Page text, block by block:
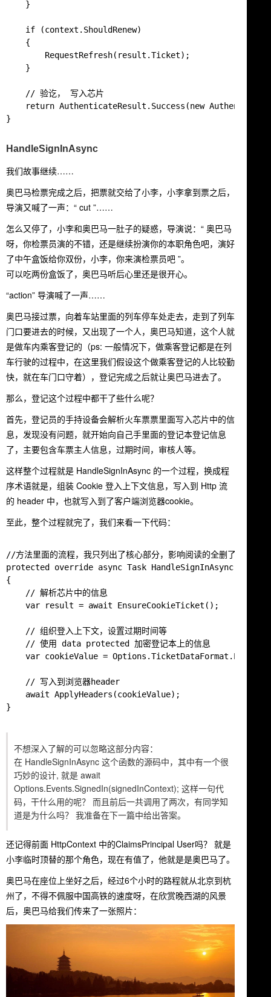
    }
    if (context.ShouldRenew)
    {
        RequestRefresh(result.Ticket);
    }
    // 验讫， 写入芯片
return AuthenticateResult.Success(new
HandleSignInAsync
我们故事继续……
奥巴马检票完成之后，把票就交给了小李，小李拿到票之后，
导演又喊了一声：“ cut ”……
怎么又停了，小李和奥巴马一肚子的疑惑，导演说：“ 奥巴马
呀，你检票员演的不错，还是继续扮演你的本职角色吧，演好
了中午盒饭给你双份，小李，你来演检票员吧 ”。
可以吃两份盒饭了，奥巴马听后心里还是很开心。
“action” 导演喊了一声……
奥巴马接过票，向着车站里面的列车停车处走去，走到了列车
门口要进去的时候，又出现了一个人，奥巴马知道，这个人就
是做车内乘客登记的（ps: 一般情况下，做乘客登记都是在列
车行驶的过程中，在这里我们假设这个做乘客登记的人比较勤
快，就在车门口守着），登记完成之后就让奥巴马进去了。
那么，登记这个过程中都干了些什么呢？
首先，登记员的手持设备会解析火车票票里面写入芯片中的信
息，发现没有问题，就开始向自己手里面的登记本登记信息
了，主要包含车票主人信息，过期时间，审核人等。
这样整个过程就是 HandleSignInAsync 的一个过程，换成程
序术语就是，组装 Cookie 登入上下文信息，写入到 Http 流
的 header 中，也就写入到了客户端浏览器cookie。
至此，整个过程就完了，我们来看一下代码：
//方法里面的流程，我只列出了核心部分，影响阅读的全删了
protected override async Task
{
    // 解析芯片中的信息
    var result = await EnsureCookieTicket();
    // 组织登入上下文，设置过期时间等
    // 使用 data protected 加密登记本上的信息
var cookieValue =
    // 写入到浏览器header
    await ApplyHeaders(cookieValue);
}
不想深入了解的可以忽略这部分内容：
在 HandleSignInAsync 这个函数的源码中，其中有一个很
巧妙的设计, 就是 await
Options.Events.SignedIn(signedInContext); 这样一句代
码，干什么用的呢？ 而且前后一共调用了两次，有同学知
道是为什么吗？ 我准备在下一篇中给出答案。
还记得前面 HttpContext 中的ClaimsPrincipal User吗？ 就是
小李临时顶替的那个角色，现在有值了，他就是是奥巴马了。
奥巴马在座位上坐好之后，经过6个小时的路程就从北京到杭
州了，不得不佩服中国高铁的速度呀，在欣赏晚西湖的风景
后，奥巴马给我们传来了一张照片：